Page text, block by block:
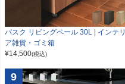
バスク リビングペール 30L | インテリ
ア雑貨・ゴミ箱
¥14,500(税込)
9